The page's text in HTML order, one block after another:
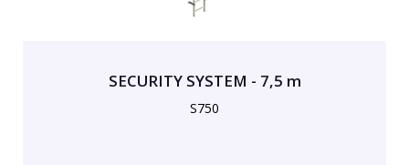
SECURITY SYSTEM - 7,5 m
S750